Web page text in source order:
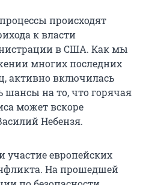
происходят
к власти
в США. Как мы
многих последних
активно включилась
на то, что горячая
может вскоре
Небензя.
участие европейских
На прошедшей